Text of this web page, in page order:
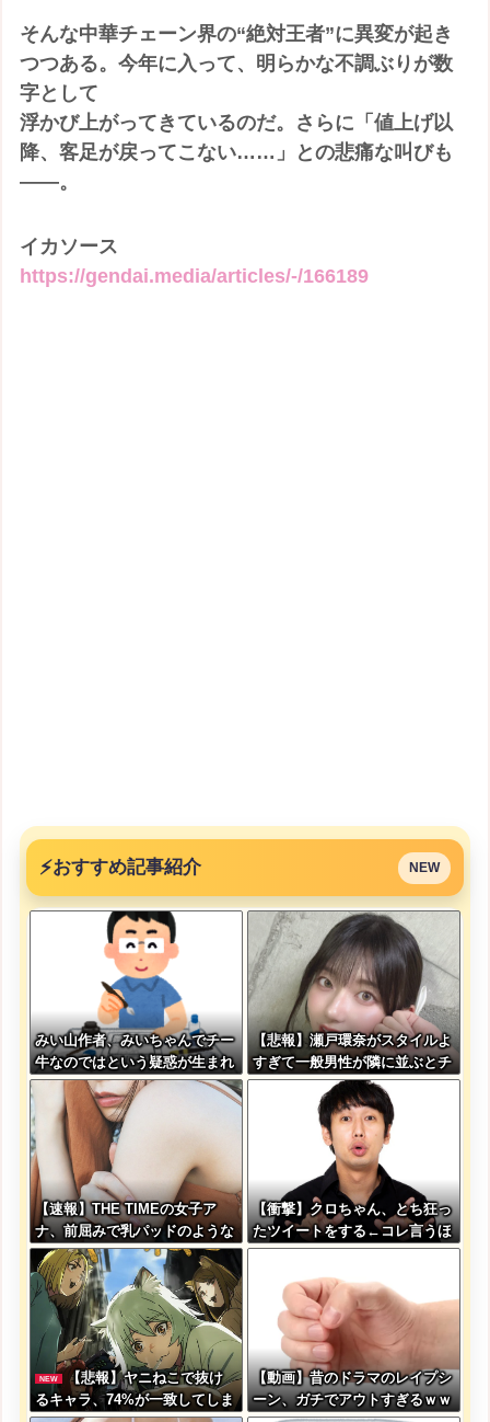
そんな中華チェーン界の“絶対王者”に異変が起き
つつある。今年に入って、明らかな不調ぶりが数
字として
浮かび上がってきているのだ。さらに「値上げ以
降、客足が戻ってこない……」との悲痛な叫びも
――。
イカソース
https://gendai.media/articles/-/166189
⚡おすすめ記事紹介 NEW
みい山作者、みいちゃんでチー
牛なのではという疑惑が生まれ
るｗｗｗｗｗｗｗ
【悲報】瀬戸環奈がスタイルよ
すぎて一般男性が隣に並ぶとチ
ンチクリンに見えてしまう
【速報】THE TIMEの女子ア
ナ、前屈みで乳パッドのような
ものが見えてしまう
【衝撃】クロちゃん、とち狂っ
たツイートをする←コレ言うほ
どおかしいか？？？？？？
NEW
【悲報】ヤニねこで抜け
るキャラ、74%が一致してしま
【動画】昔のドラマのレイプシ
ーン、ガチでアウトすぎるｗｗ